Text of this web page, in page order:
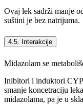
Ovaj lek sadrži manje
suštini je bez natrijuma.
4.5. Interakcije
Midazolam se
Inibitori i induktori
smanje koncetraciju
midazolama, pa je u